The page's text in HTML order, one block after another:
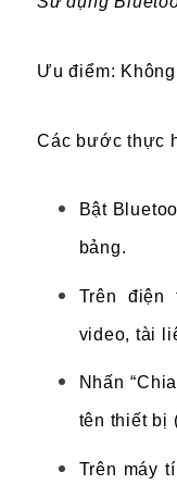
Ưu điểm:
Các bước thực
Bật
bảng.
Trên điện
video, tài
Nhấn
tên thiết bị
Trên máy